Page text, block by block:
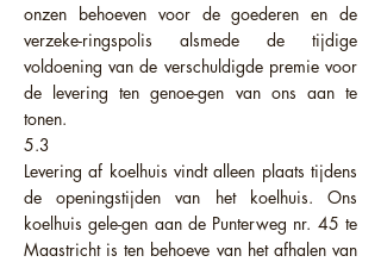
onzen behoeven voor de goederen en de
verzeke-ringspolis alsmede de tijdige
voldoening van de verschuldigde premie voor
de levering ten genoe-gen van ons aan te
tonen.
5.3
Levering af koelhuis vindt alleen plaats tijdens
de openingstijden van het koelhuis. Ons
koelhuis gele-gen aan de Punterweg nr. 45 te
Maastricht is ten behoeve van het afhalen van